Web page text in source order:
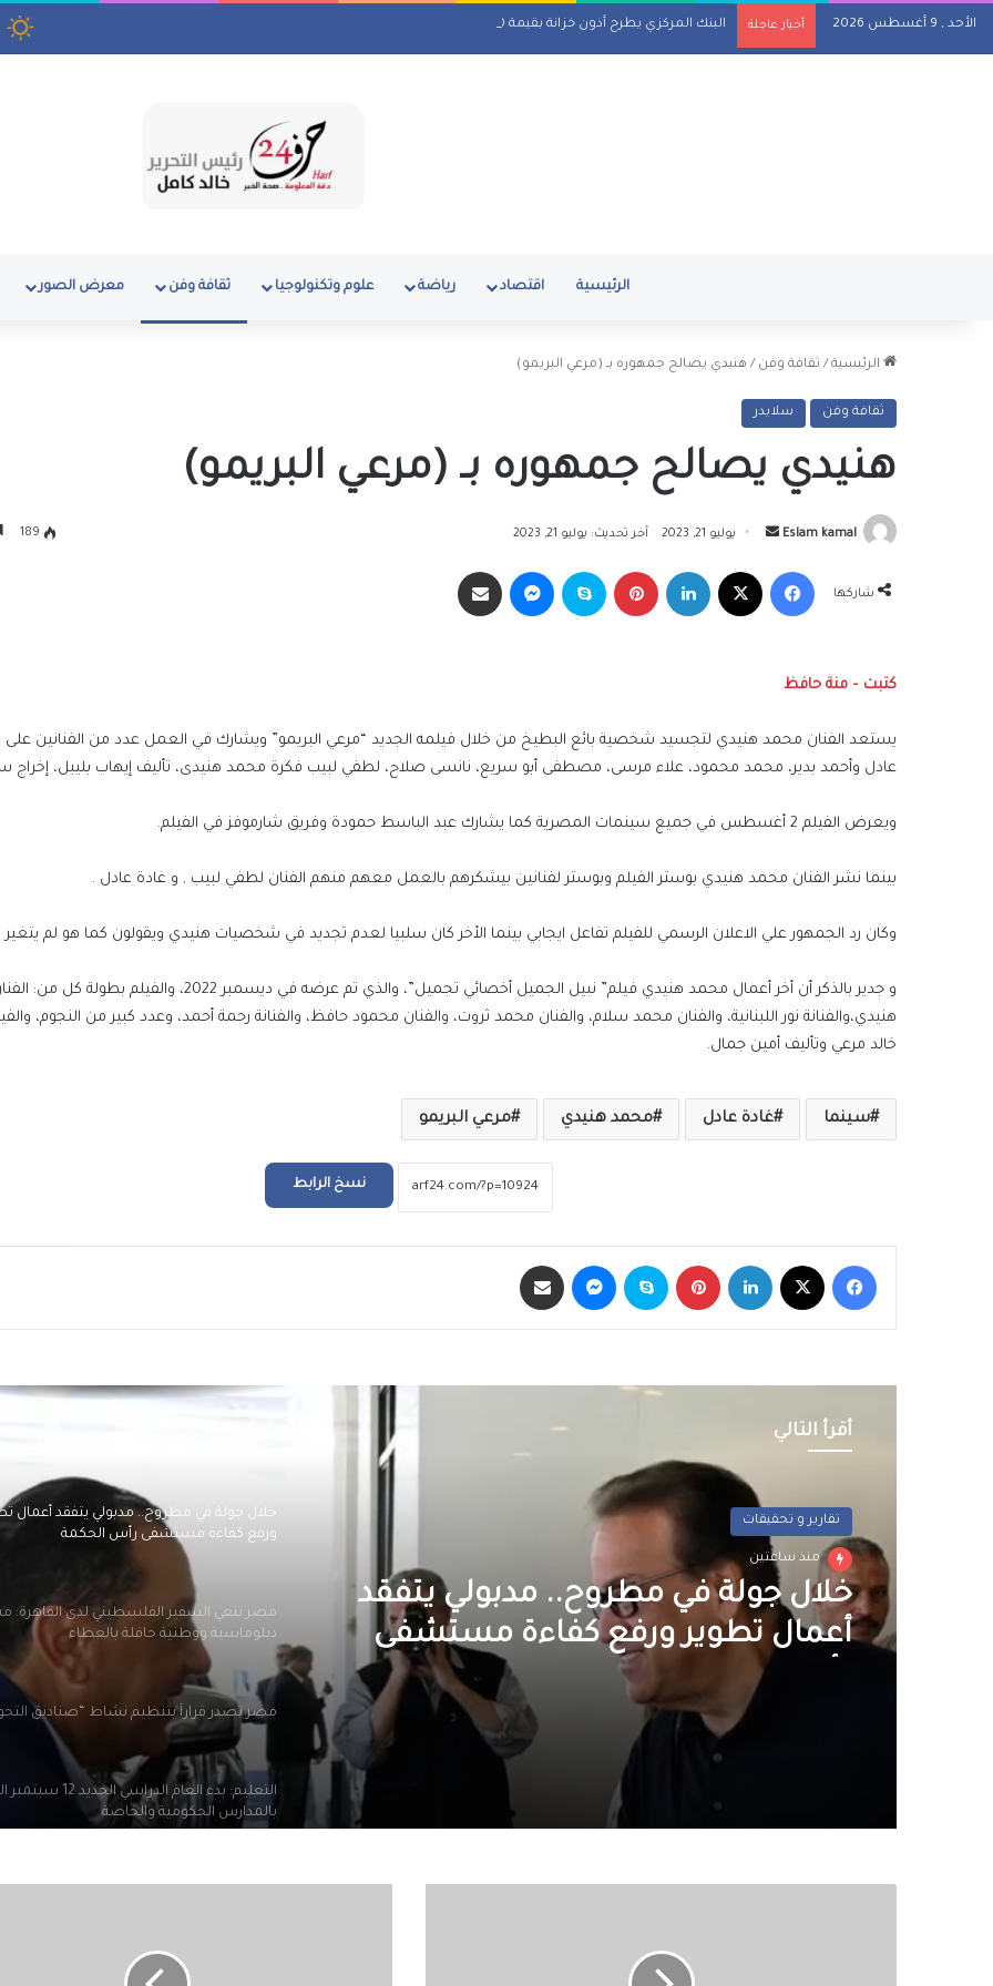
الأحد , 9 أغسطس 2026 أخبار عاجلة البنك المركزي يطرح أذون خزانة بقيمة 110 مليارات جنيه اليوم
الرئيسية اقتصاد رياضة علوم وتكنولوجيا ثقافة وفن معرض الصور
الرئيسية / ثقافة وفن / هنيدي يصالح جمهوره بـ (مرعي البريمو)
ثقافة وفن سلايدر
هنيدي يصالح جمهوره بـ (مرعي البريمو)
Eslam kamal
أرسل
إلكترونيا
يوليو 21, 2023 آخر تحديث: يوليو 21, 2023 189
شاركها
فيسبوك لينكدإن بينتيريست سكايب ماسنجر
كتبت – منة حافظ
يستعد الفنان محمد هنيدي لتجسيد شخصية بائع البطيخ من خلال فيلمه الجديد “مرعي البريمو” ويشارك في العمل عدد من الفنانين
عادل وأحمد بدير، محمد محمود، علاء مرسى، مصطفى أبو سريع، نانسى صلاح، لطفي لبيب فكرة محمد هنيدى، تأليف إيهاب بليبل، إخراج
ويعرض الفيلم 2 أغسطس في جميع سينمات المصرية كما يشارك عبد الباسط حمودة وفريق شارموفز في الفيلم.
بينما نشر الفنان محمد هنيدي بوستر الفيلم وبوستر لفنانين بيشكرهم بالعمل معهم منهم الفنان لطفي لبيب , و غادة عادل .
وكان رد الجمهور علي الاعلان الرسمي للفيلم تفاعل ايجابي بينما الأخر كان سلبيا لعدم تجديد في شخصيات هنيدي ويقولون كما هو لم يتغير .
و جدير بالذكر أن أخر أعمال محمد هنيدي فيلم” نبيل الجميل أخصائي تجميل”، والذي تم عرضه في ديسمبر 2022،
هنيدي،والفنانة نور اللبنانية، والفنان محمد سلام، والفنان محمد ثروت، والفنان محمود حافظ، والفنانة رحمة أحمد، وعدد كبير من النجوم،
خالد مرعي وتأليف أمين جمال.
سينما غادة عادل محمد هنيدي مرعي البريمو
نسخ الرابط
فيسبوك لينكدإن بينتيريست سكايب ماسنجر
أقرأ التالي
تقارير و تحقيقات
منذ ساعتين
خلال جولة في مطروح.. مدبولي يتفقد
أعمال تطوير ورفع كفاءة مستشفى
رأس الحكمة
جلست بجوار جثة شقيقها 3 أيام.. وفاة
خلال جولة في مطروح.. مدبولي يتفقد أعمال
ورفع كفاءة مستشفى رأس الحكمة
مصر تنعي السفير الفلسطيني لدى القاهرة:
دبلوماسية ووطنية حافلة بالعطاء
مصر تصدر قراراً بتنظيم نشاط “صناديق
التعليم: بدء العام الدراسي
بالمدارس الحكومية والخاصة